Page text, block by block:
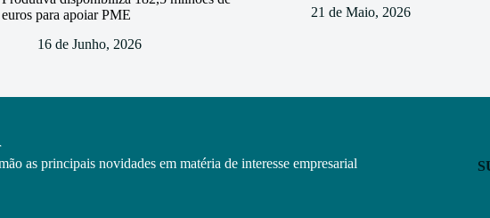
euros para apoiar PME
16 de Junho, 2026
21 de Maio, 2026
as principais novidades em matéria de interesse empresarial